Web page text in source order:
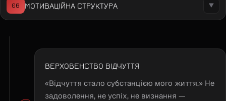
06 МОТИВАЦІЙНА СТРУКТУРА ▼
ВЕРХОВЕНСТВО ВІДЧУТТЯ
«Відчуття стало субстанцією мого життя.» Не
задоволення, не успіх, не визнання —